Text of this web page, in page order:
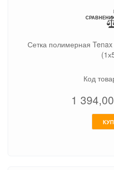
Сетка полимерная
Код
1 394,00